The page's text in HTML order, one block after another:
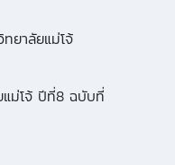
ยาลัยแม่โจ้
แม่โจ้ ปีที่8 ฉบับที่